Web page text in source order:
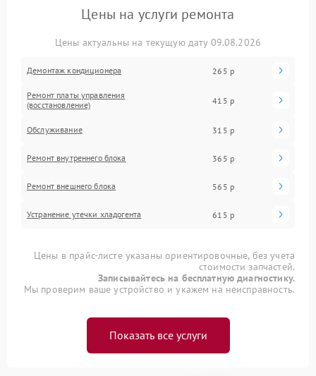
Цены на услуги ремонта
Цены актуальны на текущую дату 09.08.2026
Демонтаж кондиционера 265 р
Ремонт платы управления
(восстановление)
415 р
Обслуживание 315 р
Ремонт внутреннего блока 365 р
Ремонт внешнего блока 565 р
Устранение утечки хладогента 615 р
Цены в прайс-листе указаны ориентировочные, без учета
стоимости запчастей.
Записывайтесь на бесплатную диагностику.
Мы проверим ваше устройство и укажем на неисправность.
Показать все услуги